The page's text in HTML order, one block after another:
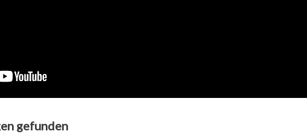
gefunden